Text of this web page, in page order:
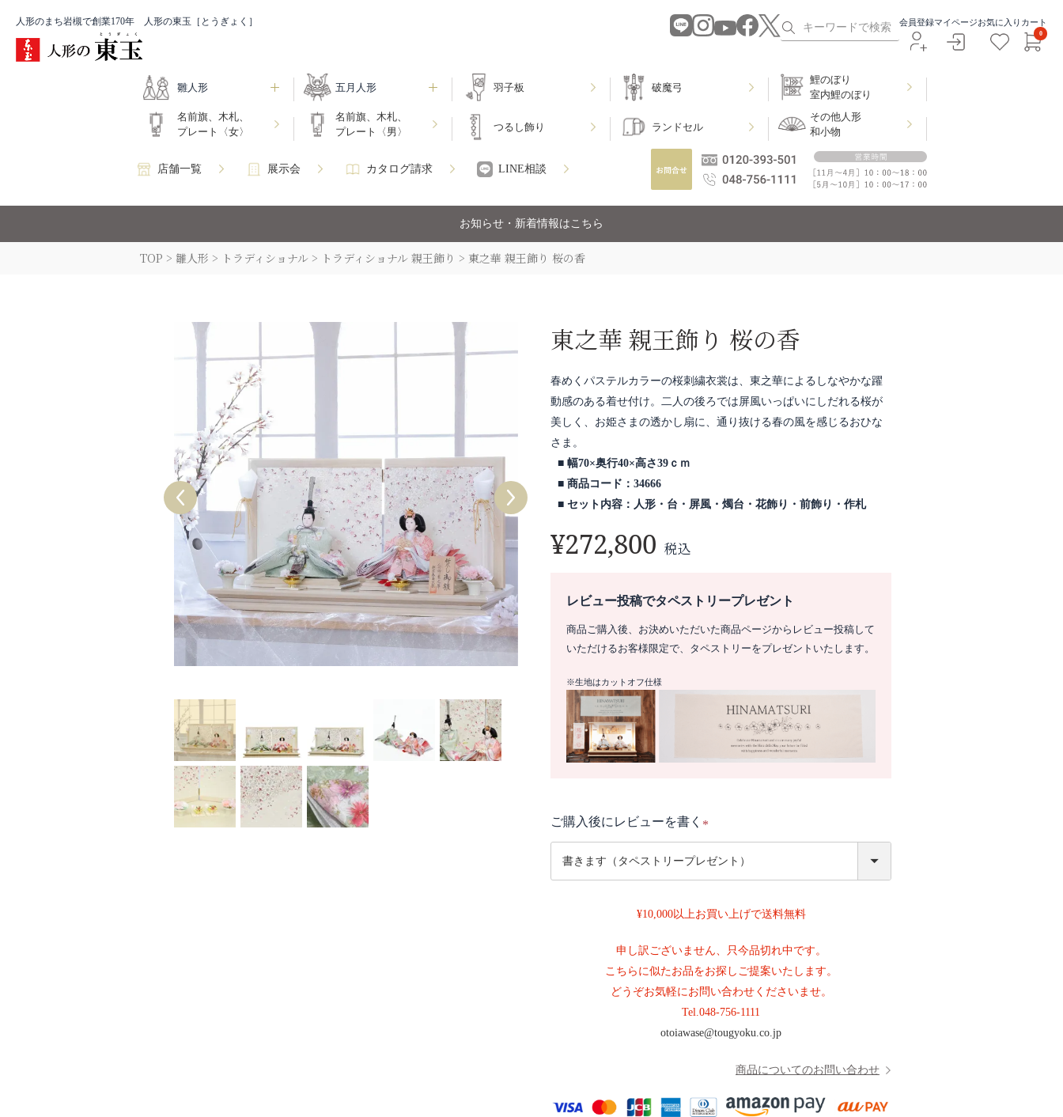
人形のまち岩槻で創業170年 人形の東玉［とうぎょく］ 会員登録マイページお気に入り カート
0
雛人形 五月人形 羽子板 破魔弓
鯉のぼり
室内鯉のぼり
名前旗、木札、
プレート〈女〉
名前旗、木札、
プレート〈男〉
つるし飾り ランドセル
その他人形
和小物
店舗一覧 展示会 カタログ請求 LINE相談
お知らせ・新着情報はこちら
TOP 雛人形 トラディショナル トラディショナル 親王飾り 東之華 親王飾り 桜の香
東之華 親王飾り 桜の香
春めくパステルカラーの桜刺繍衣裳は、東之華によるしなやかな躍
動感のある着せ付け。二人の後ろでは屏風いっぱいにしだれる桜が
美しく、お姫さまの透かし扇に、通り抜ける春の風を感じるおひな
さま。
幅70×奥行40×高さ39ｃｍ
商品コード：34666
セット内容：人形・台・屏風・燭台・花飾り・前飾り・作札
¥272,800 税込
レビュー投稿でタペストリープレゼント
商品ご購入後、お決めいただいた商品ページからレビュー投稿して
いただけるお客様限定で、タペストリーをプレゼントいたします。
※生地はカットオフ仕様
ご購入後にレビューを書く
)
¥10,000以上お買い上げで送料無料
申し訳ございません、只今品切れ中です。
こちらに似たお品をお探しご提案いたします。
どうぞお気軽にお問い合わせくださいませ。
Tel.048-756-1111
otoiawase@tougyoku.co.jp
商品についてのお問い合わせ